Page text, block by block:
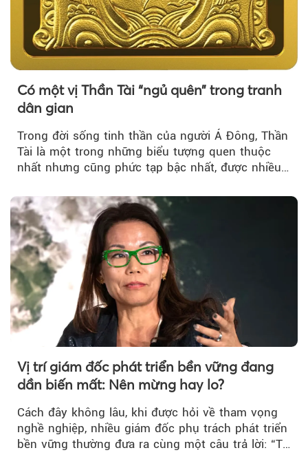
Có một vị Thần Tài “ngủ quên” trong tranh
dân gian
Trong đời sống tinh thần của người Á Đông, Thần
Tài là một trong những biểu tượng quen thuộc
nhất nhưng cũng phức tạp bậc nhất, được nhiều
Vị trí giám đốc phát triển bền vững đang
dần biến mất: Nên mừng hay lo?
Cách đây không lâu, khi được hỏi về tham vọng
nghề nghiệp, nhiều giám đốc phụ trách phát triển
bền vững thường đưa ra cùng một câu trả lời: “Tự